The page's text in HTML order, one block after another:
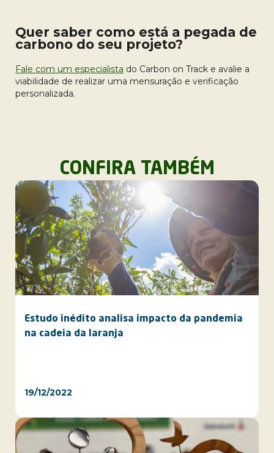
Quer saber como está a pegada de
carbono do seu projeto?
Fale com um especialista do Carbon on Track e avalie a
viabilidade de realizar uma mensuração e verificação
personalizada.
CONFIRA TAMBÉM
Estudo inédito analisa impacto da pandemia
na cadeia da laranja
19/12/2022